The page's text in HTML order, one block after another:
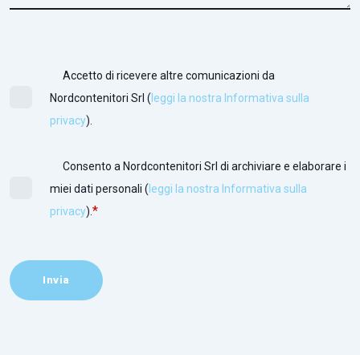
Accetto di ricevere altre comunicazioni da
Nordcontenitori Srl (leggi la nostra Informativa sulla
privacy).
Consento a Nordcontenitori Srl di archiviare e elaborare i
miei dati personali (leggi la nostra Informativa sulla
privacy). *